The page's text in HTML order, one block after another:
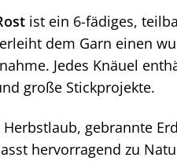
ist ein 6-fädiges,
dem Garn einen
Jedes Knäuel
große Stickprojekte.
gebrannte
hervorragend zu